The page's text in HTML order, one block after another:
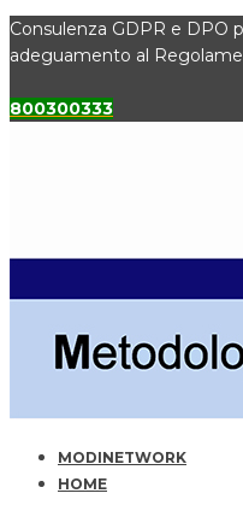
Consulenza GDPR e DPO
adeguamento al
800300333
MODINETWORK
HOME